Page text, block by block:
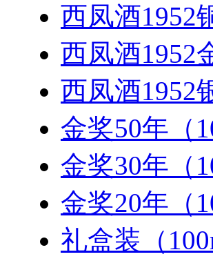
西凤酒1952
西凤酒1952
西凤酒1952
金奖50年（
金奖30年（
金奖20年（
礼盒装（